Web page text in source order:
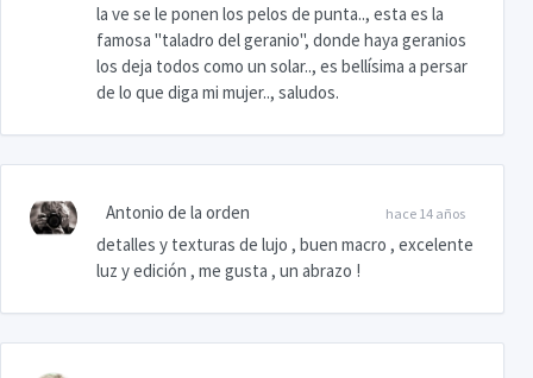
la ve se le ponen los pelos de punta.., esta es la
famosa "taladro del geranio", donde haya geranios
los deja todos como un solar.., es bellísima a persar
de lo que diga mi mujer.., saludos.
hace 14 años
Antonio de la orden
detalles y texturas de lujo , buen macro , excelente
luz y edición , me gusta , un abrazo !